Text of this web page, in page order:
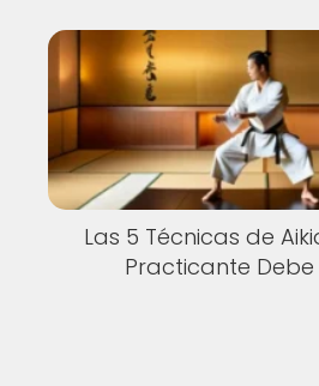
Las 5 Técnicas de
Practicante